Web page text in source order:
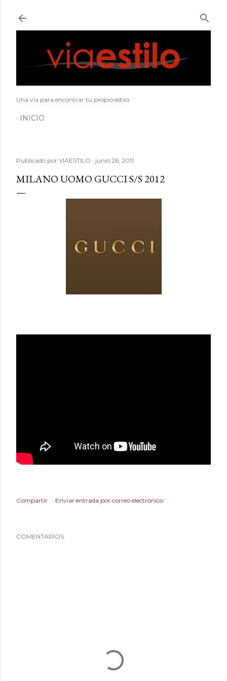
Una vía para encontrar tu propio estilo
INICIO
Publicado por VIAESTILO junio 26, 2011
MILANO UOMO GUCCI S/S 2012
Compartir Enviar entrada por correo electrónico
COMENTARIOS